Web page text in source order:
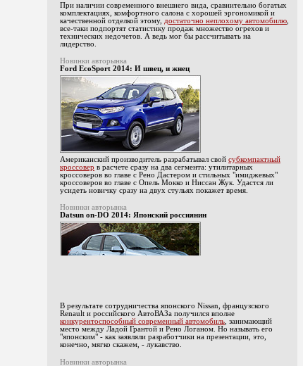
При наличии современного внешнего вида, сравнительно богатых
комплектациях, комфортного салона с хорошей эргономикой и
качественной отделкой этому, достаточно неплохому автомобилю
все-таки подпортят статистику продаж множество огрехов и
технических недочетов. А ведь мог бы рассчитывать на
лидерство.
Новинки авторынка
Ford EcoSport 2014: И швец, и жнец
Американский производитель разрабатывал свой субкомпактный
кроссовер в расчете сразу на два сегмента: утилитарных
кроссоверов во главе с Рено Дастером и стильных "имиджевых"
кроссоверов во главе с Опель Мокко и Ниссан Жук. Удастся ли
усидеть новичку сразу на двух стульях покажет время.
Новинки авторынка
Datsun on-DO 2014: Японский россиянин
В результате сотрудничества японского Nissan, французского
Renault и российского АвтоВАЗа получился вполне
конкурентоспособный современный автомобиль, занимающий
место между Ладой Грантой и Рено Логаном. Но называть его
"японским" - как заявляли разработчики на презентации, это,
конечно, мягко скажем, - лукавство.
Новинки авторынка